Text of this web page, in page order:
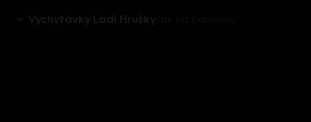
Vychytávky Ládi Hrušky